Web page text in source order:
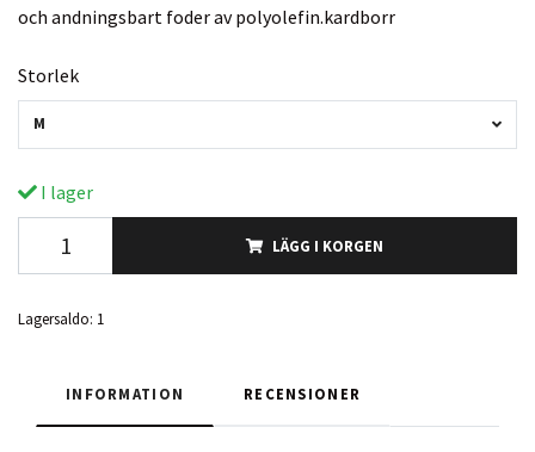
och andningsbart foder av polyolefin.kardborr
Storlek
M
I lager
LÄGG I KORGEN
Lagersaldo: 1
INFORMATION RECENSIONER